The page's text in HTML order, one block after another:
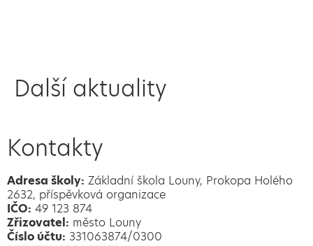
Další aktuality
Kontakty
Adresa školy: Základní škola Louny, Prokopa Holého
2632, příspěvková organizace
IČO: 49 123 874
Zřizovatel: město Louny
Číslo účtu: 331063874/0300